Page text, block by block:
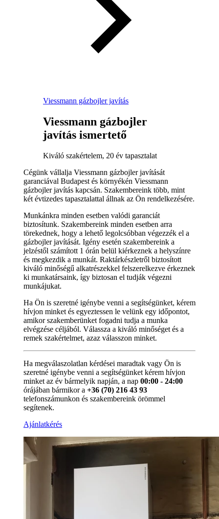
Viessmann gázbojler javítás
Viessmann gázbojler
javítás ismertető
Kiváló szakértelem, 20 év tapasztalat
Cégünk vállalja Viessmann gázbojler javítását
garanciával Budapest és környékén Viessmann
gázbojler javítás kapcsán. Szakembereink több, mint
két évtizedes tapasztalattal állnak az Ön rendelkezésére.
Munkánkra minden esetben valódi garanciát
biztosítunk. Szakembereink minden esetben arra
törekednek, hogy a lehető legolcsóbban végezzék el a
gázbojler javítását. Igény esetén szakembereink a
jelzéstől számított 1 órán belül kiérkeznek a helyszínre
és megkezdik a munkát. Raktárkészletről biztosított
kiváló minőségű alkatrészekkel felszerelkezve érkeznek
ki munkatársaink, így biztosan el tudják végezni
munkájukat.
Ha Ön is szeretné igénybe venni a segítségünket, kérem
hívjon minket és egyeztessen le velünk egy időpontot,
amikor szakemberünket fogadni tudja a munka
elvégzése céljából. Válassza a kiváló minőséget és a
remek szakértelmet, azaz válasszon minket.
Ha megválaszolatlan kérdései maradtak vagy Ön is
szeretné igénybe venni a segítségünket kérem hívjon
minket az év bármelyik napján, a nap 00:00 - 24:00
órájában bármikor a +36 (70) 216 43 93
telefonszámunkon és szakembereink örömmel
segítenek.
Ajánlatkérés